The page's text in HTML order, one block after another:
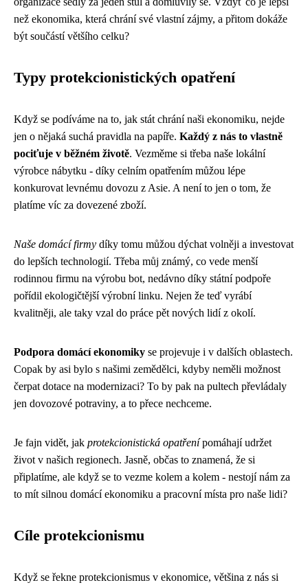
než ekonomika, která chrání své vlastní zájmy, a přitom dokáže
být součástí většího celku?
Typy protekcionistických opatření
Když se podíváme na to, jak stát chrání naši ekonomiku, nejde
jen o nějaká suchá pravidla na papíře. Každý z nás to vlastně
pociťuje v běžném životě. Vezměme si třeba naše lokální
výrobce nábytku - díky celním opatřením můžou lépe
konkurovat levnému dovozu z Asie. A není to jen o tom, že
platíme víc za dovezené zboží.
Naše domácí firmy díky tomu můžou dýchat volněji a investovat
do lepších technologií. Třeba můj známý, co vede menší
rodinnou firmu na výrobu bot, nedávno díky státní podpoře
pořídil ekologičtější výrobní linku. Nejen že teď vyrábí
kvalitněji, ale taky vzal do práce pět nových lidí z okolí.
Podpora domácí ekonomiky se projevuje i v dalších oblastech.
Copak by asi bylo s našimi zemědělci, kdyby neměli možnost
čerpat dotace na modernizaci? To by pak na pultech převládaly
jen dovozové potraviny, a to přece nechceme.
Je fajn vidět, jak protekcionistická opatřenípomáhají udržet
život v našich regionech. Jasně, občas to znamená, že si
připlatíme, ale když se to vezme kolem a kolem - nestojí nám za
to mít silnou domácí ekonomiku a pracovní místa pro naše lidi?
Cíle protekcionismu
Když se řekne protekcionismus v ekonomice, většina z nás si